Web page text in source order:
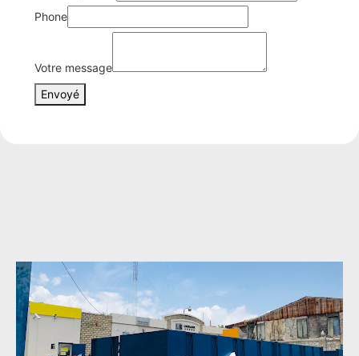
Phone
Phone
Votre message
Envoyé